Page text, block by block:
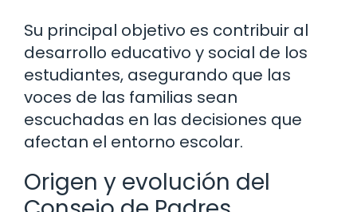
Su principal objetivo es contribuir al
desarrollo educativo y social de los
estudiantes, asegurando que las
voces de las familias sean
escuchadas en las decisiones que
afectan el entorno escolar.
Origen y evolución del